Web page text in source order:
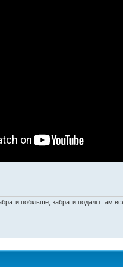
побільше, забрати подалі і там